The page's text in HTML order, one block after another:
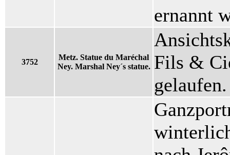
ernannt
3752
Metz. Statue du Maréchal
Ney. Marshal Ney´s statue. Fils &
gelaufen.